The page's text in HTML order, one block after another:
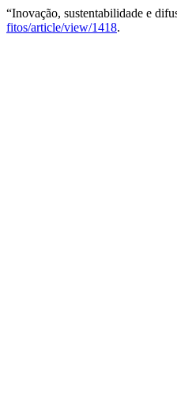
“Inovação, sustentabilidade e
fitos/article/view/1418.